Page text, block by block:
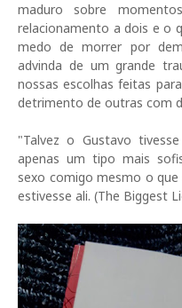
maduro sobre
relacionamento a dois e o
medo de morrer por
advinda de um grande
nossas escolhas feitas
detrimento de outras com
"Talvez o Gustavo
apenas um tipo mais
sexo comigo mesmo o
estivesse ali. (The Biggest